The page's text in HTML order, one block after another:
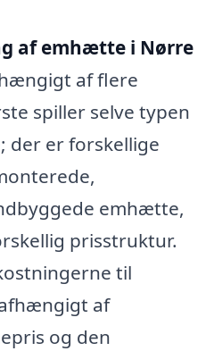
af emhætte i Nørre
af flere
spiller selve typen
der er forskellige
emhætte,
prisstruktur.
til
af
og den